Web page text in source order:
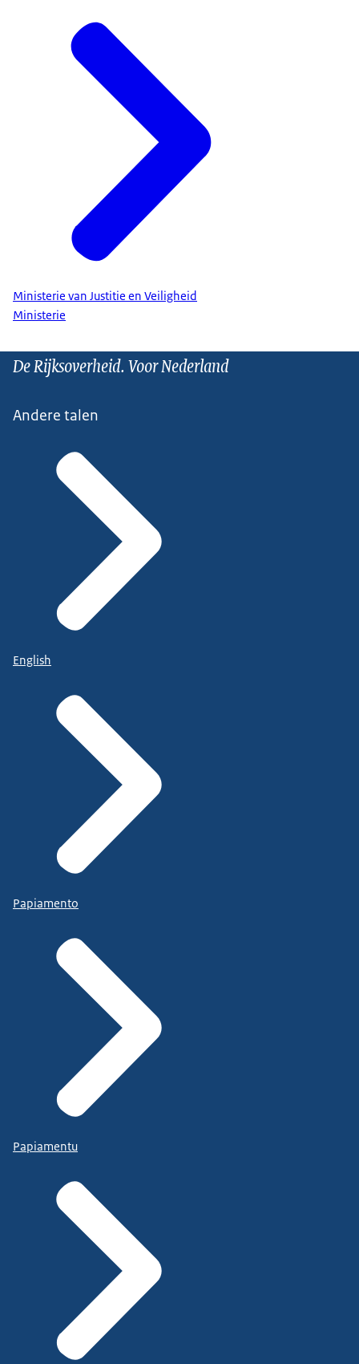
Ministerie van Justitie en Veiligheid
Ministerie
De Rijksoverheid. Voor Nederland
Andere talen
English
Papiamento
Papiamentu